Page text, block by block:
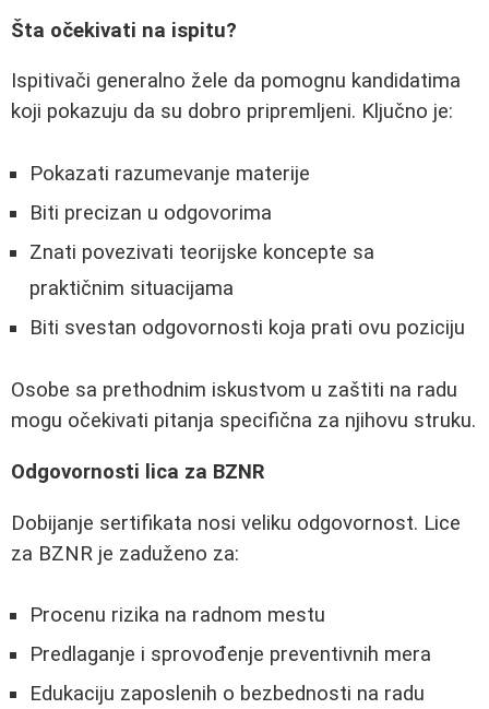
Šta očekivati na ispitu?
Ispitivači generalno žele da pomognu kandidatima
koji pokazuju da su dobro pripremljeni. Ključno je:
Pokazati razumevanje materije
Biti precizan u odgovorima
Znati povezivati teorijske koncepte sa
praktičnim situacijama
Biti svestan odgovornosti koja prati ovu poziciju
Osobe sa prethodnim iskustvom u zaštiti na radu
mogu očekivati pitanja specifična za njihovu struku.
Odgovornosti lica za BZNR
Dobijanje sertifikata nosi veliku odgovornost. Lice
za BZNR je zaduženo za:
Procenu rizika na radnom mestu
Predlaganje i sprovođenje preventivnih mera
Edukaciju zaposlenih o bezbednosti na radu